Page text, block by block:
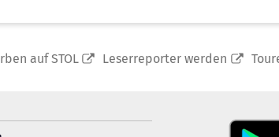
auf STOL Leserreporter werden